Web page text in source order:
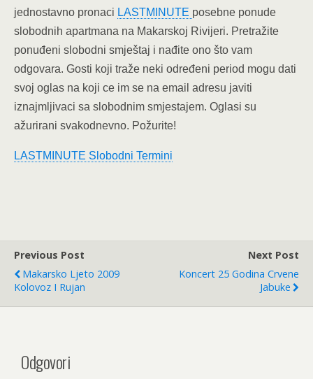
jednostavno pronaci LASTMINUTE posebne ponude
slobodnih apartmana na Makarskoj Rivijeri. Pretražite
ponuđeni slobodni smještaj i nađite ono što vam
odgovara. Gosti koji traže neki određeni period mogu dati
svoj oglas na koji ce im se na email adresu javiti
iznajmljivaci sa slobodnim smjestajem. Oglasi su
ažurirani svakodnevno. Požurite!
LASTMINUTE Slobodni Termini
Previous Post
Makarsko Ljeto 2009
Kolovoz I Rujan
Next Post
Koncert 25 Godina Crvene
Jabuke
Odgovori